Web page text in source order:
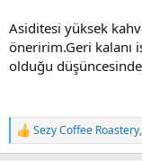
Asiditesi yüksek
öneririm.Geri kalanı
olduğu
T
e
Sezy Coffee Roastery,